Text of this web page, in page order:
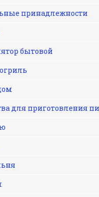
принадлежности
бытовой
для приготовления